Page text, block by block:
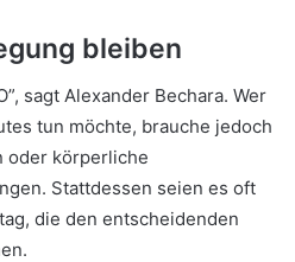
bleiben
sagt Alexander Bechara. Wer
tun möchte, brauche jedoch
oder körperliche
Stattdessen seien es oft
die den entscheidenden